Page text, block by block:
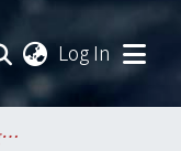
Log In
College of Electrical Engineering and Computer Science / 電機資訊學院